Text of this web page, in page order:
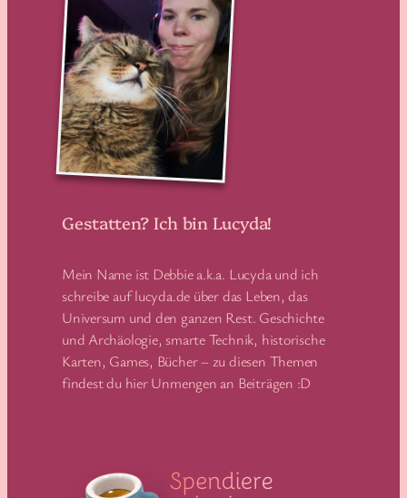
Gestatten? Ich bin Lucyda!
Mein Name ist Debbie a.k.a. Lucyda und ich
schreibe auf lucyda.de über das Leben, das
Universum und den ganzen Rest. Geschichte
und Archäologie, smarte Technik, historische
Karten, Games, Bücher – zu diesen Themen
findest du hier Unmengen an Beiträgen :D